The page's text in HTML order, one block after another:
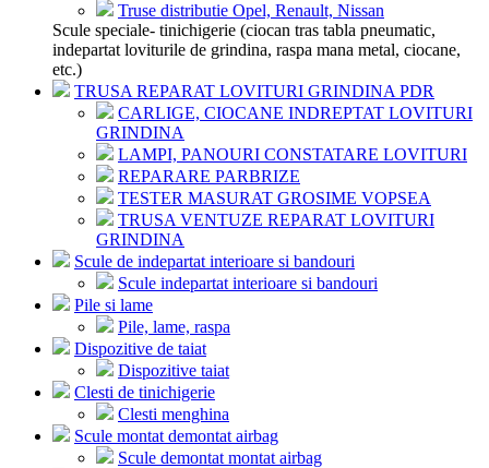
Truse distributie Opel, Renault, Nissan
Scule speciale- tinichigerie (ciocan tras tabla pneumatic,
indepartat loviturile de grindina, raspa mana metal, ciocane,
etc.)
TRUSA REPARAT LOVITURI GRINDINA PDR
CARLIGE, CIOCANE INDREPTAT LOVITURI
GRINDINA
LAMPI, PANOURI CONSTATARE LOVITURI
REPARARE PARBRIZE
TESTER MASURAT GROSIME VOPSEA
TRUSA VENTUZE REPARAT LOVITURI
GRINDINA
Scule de indepartat interioare si bandouri
Scule indepartat interioare si bandouri
Pile si lame
Pile, lame, raspa
Dispozitive de taiat
Dispozitive taiat
Clesti de tinichigerie
Clesti menghina
Scule montat demontat airbag
Scule demontat montat airbag